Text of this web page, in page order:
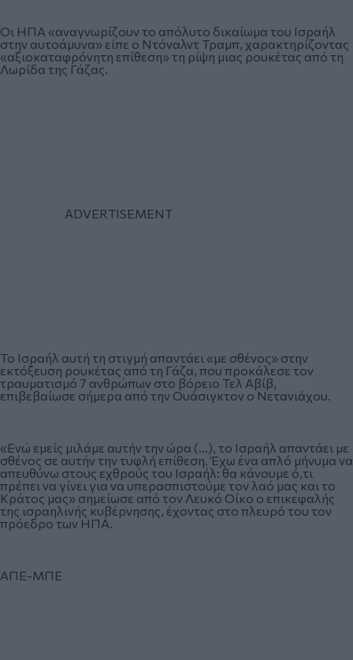
Οι ΗΠΑ «αναγνωρίζουν το απόλυτο δικαίωμα του Ισραήλ
στην αυτοάμυνα» είπε ο Ντόναλντ Τραμπ, χαρακτηρίζοντας
«αξιοκαταφρόνητη επίθεση» τη ρίψη μιας ρουκέτας από τη
Λωρίδα της Γάζας.
Το Ισραήλ αυτή τη στιγμή απαντάει «με σθένος» στην
εκτόξευση ρουκέτας από τη Γάζα, που προκάλεσε τον
τραυματισμό 7 ανθρώπων στο βόρειο Τελ Αβίβ,
επιβεβαίωσε σήμερα από την Ουάσιγκτον ο Νετανιάχου.
«Ενώ εμείς μιλάμε αυτήν την ώρα (…), το Ισραήλ απαντάει με
σθένος σε αυτήν την τυφλή επίθεση. Έχω ένα απλό μήνυμα να
απευθύνω στους εχθρούς του Ισραήλ: θα κάνουμε ό,τι
πρέπει να γίνει για να υπερασπιστούμε τον λαό μας και το
Κράτος μας» σημείωσε από τον Λευκό Οίκο ο επικεφαλής
της ισραηλινής κυβέρνησης, έχοντας στο πλευρό του τον
πρόεδρο των ΗΠΑ.
ΑΠΕ-ΜΠΕ